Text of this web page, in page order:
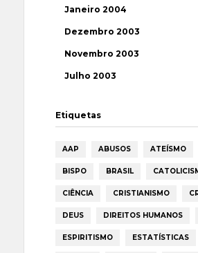
Janeiro 2004
Dezembro 2003
Novembro 2003
Julho 2003
Etiquetas
AAP ABUSOS ATEÍSMO
BISPO BRASIL
CIÊNCIA CRISTIANISMO
DEUS DIREITOS HUMANOS
ESPIRITISMO ESTATÍSTICAS